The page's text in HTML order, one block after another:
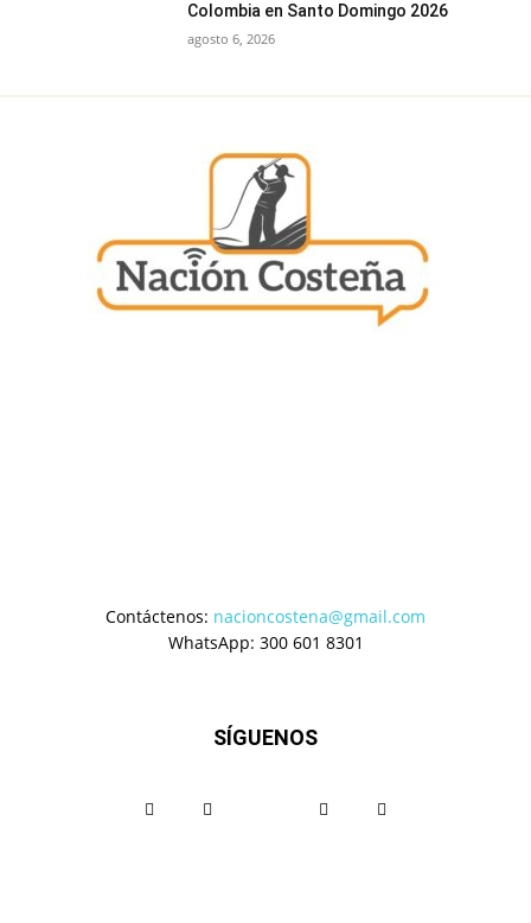
Colombia en Santo Domingo 2026
agosto 6, 2026
Contáctenos: nacioncostena@gmail.com
WhatsApp: 300 601 8301
SÍGUENOS